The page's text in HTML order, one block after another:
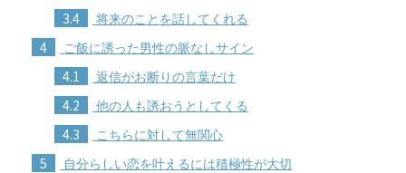
3.4 将来のことを話してくれる
4 ご飯に誘った男性の脈なしサイン
4.1 返信がお断りの言葉だけ
4.2 他の人も誘おうとしてくる
4.3 こちらに対して無関心
5 自分らしい恋を叶えるには積極性が大切